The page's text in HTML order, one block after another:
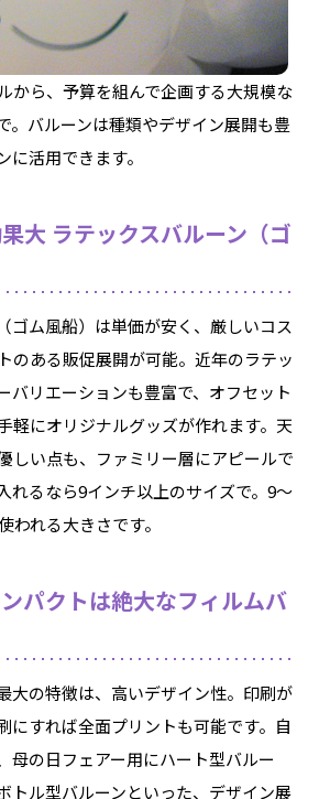
から、予算を組んで企画する大規模な
。バルーンは種類やデザイン展開も豊
に活用できます。
大 ラテックスバルーン（ゴ
ゴム風船）は単価が安く、厳しいコス
のある販促展開が可能。近年のラテッ
バリエーションも豊富で、オフセット
軽にオリジナルグッズが作れます。天
しい点も、ファミリー層にアピールで
れるなら9インチ以上のサイズで。9～
われる大きさです。
パクトは絶大なフィルムバ
大の特徴は、高いデザイン性。印刷が
にすれば全面プリントも可能です。自
母の日フェアー用にハート型バルー
トル型バルーンといった、デザイン展